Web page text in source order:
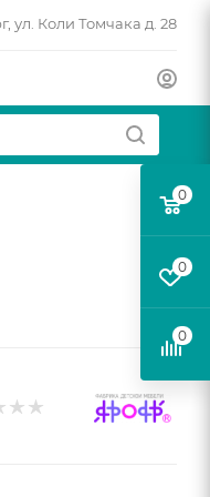
ул. Коли Томчака д. 28
0
0
0